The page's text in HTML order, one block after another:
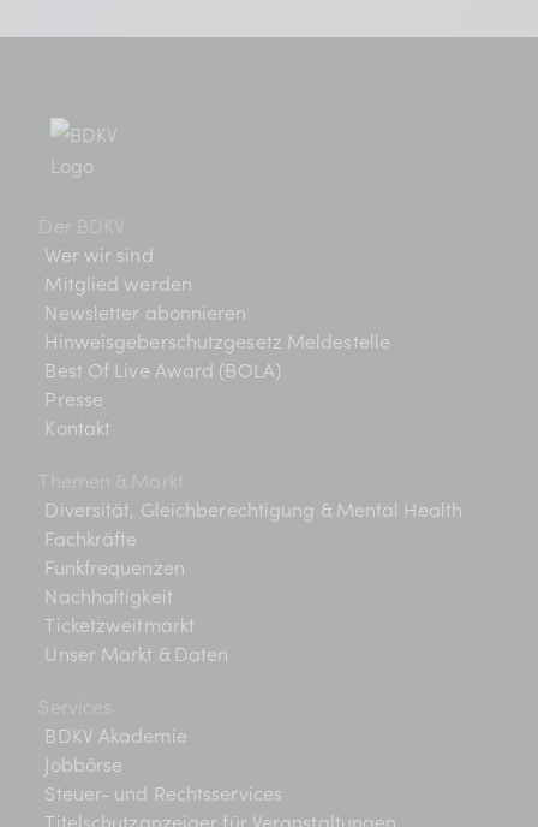
Der BDKV
Wer wir sind
Mitglied werden
Newsletter abonnieren
Hinweisgeberschutzgesetz Meldestelle
Best Of Live Award (BOLA)
Presse
Kontakt
Themen & Markt
Diversität, Gleichberechtigung & Mental Health
Fachkräfte
Funkfrequenzen
Nachhaltigkeit
Ticketzweitmarkt
Unser Markt & Daten
Services
BDKV Akademie
Jobbörse
Steuer- und Rechtsservices
Titelschutzanzeiger für Veranstaltungen